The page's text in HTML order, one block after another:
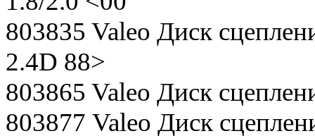
803835 Valeo Диск
2.4D 88>
803865 Valeo Диск
803877 Valeo Диск